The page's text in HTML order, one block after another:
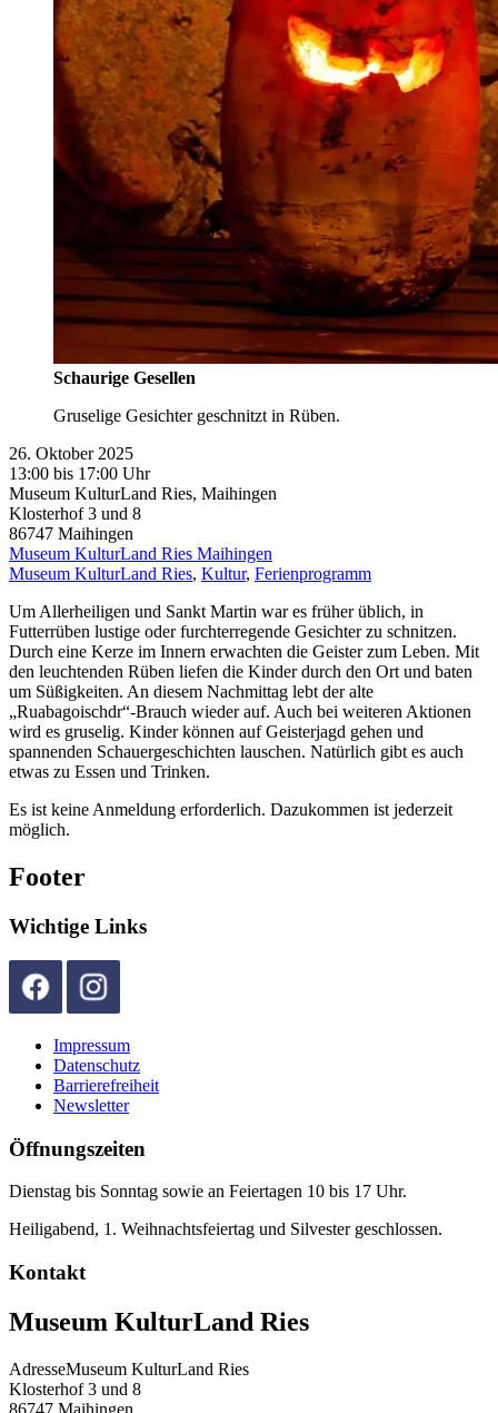
Schaurige Gesellen
Gruselige Gesichter geschnitzt in Rüben.
26. Oktober 2025
13:00 bis 17:00 Uhr
Museum KulturLand Ries, Maihingen
Klosterhof 3 und 8
86747 Maihingen
Museum KulturLand Ries Maihingen
Museum KulturLand Ries, Kultur, Ferienprogramm
Um Allerheiligen und Sankt Martin war es früher üblich, in
Futterrüben lustige oder furchterregende Gesichter zu schnitzen.
Durch eine Kerze im Innern erwachten die Geister zum Leben. Mit
den leuchtenden Rüben liefen die Kinder durch den Ort und baten
um Süßigkeiten. An diesem Nachmittag lebt der alte
„Ruabagoischdr“-Brauch wieder auf. Auch bei weiteren Aktionen
wird es gruselig. Kinder können auf Geisterjagd gehen und
spannenden Schauergeschichten lauschen. Natürlich gibt es auch
etwas zu Essen und Trinken.
Es ist keine Anmeldung erforderlich. Dazukommen ist jederzeit
möglich.
Footer
Wichtige Links
Impressum
Datenschutz
Barrierefreiheit
Newsletter
Öffnungszeiten
Dienstag bis Sonntag sowie an Feiertagen 10 bis 17 Uhr.
Heiligabend, 1. Weihnachtsfeiertag und Silvester geschlossen.
Kontakt
Museum KulturLand Ries
AdresseMuseum KulturLand Ries
Klosterhof 3 und 8
86747 Maihingen